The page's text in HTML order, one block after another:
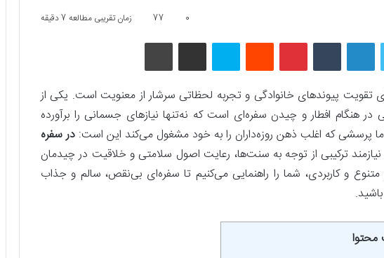
0
77 زمان تقریبی مطالعه 7 دقیقه
لینکداین پینتریست اسکایپ
تقویت پیوندهای خانوادگی و تجربه لحظاتی سرشار از معنویت است. یکی از
در هنگام افطار و چیدن سفره‌ای است که نه‌تنها نیازهای جسمانی را برآورده
اما پرسشی که اغلب ذهن روزه‌داران را به خود مشغول می‌کند این است: در سفره
ترکیبی از توجه به سنت‌ها، رعایت اصول سلامتی و خلاقیت در چیدمان
متنوع و کاربردی، شما را راهنمایی می‌کنیم تا سفره‌ای بی‌نقص، سالم و جذاب